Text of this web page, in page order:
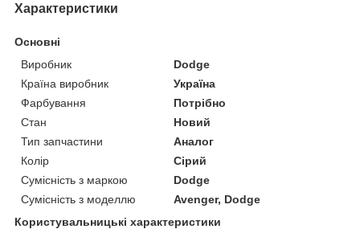
Характеристики
Основні
Виробник
Dodge
Країна виробник
Україна
Фарбування
Потрібно
Стан
Новий
Тип запчастини
Аналог
Колір
Сірий
Сумісність з маркою
Dodge
Сумісність з моделлю
Avenger, Dodge
Користувальницькі характеристики